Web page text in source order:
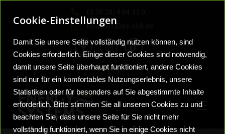
kontakt@es-sbk.de
Shop
Cookie-Einstellungen
Damit Sie unsere Seite vollständig nutzen können, sind
Cookies erforderlich. Einige dieser Cookies sind notwendig,
damit unsere Seite überhaupt funktioniert, andere Cookies
sind nur für ein komfortables Nutzungserlebnis, unsere
Statistiken oder für besonders auf Sie abgestimmte Inhalte
erforderlich. Bitte stimmen Sie all unseren Cookies zu und
beachten Sie, dass unsere Seite für Sie nicht mehr
vollständig funktioniert, wenn Sie in einige Cookies nicht